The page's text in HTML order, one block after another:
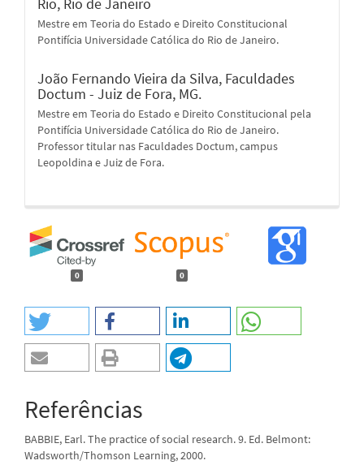
Mestre em Teoria do Estado e Direito Constitucional
Pontifícia Universidade Católica do Rio de Janeiro.
João Fernando Vieira da Silva, Faculdades
Doctum - Juiz de Fora, MG.
Mestre em Teoria do Estado e Direito Constitucional pela
Pontifícia Universidade Católica do Rio de Janeiro.
Professor titular nas Faculdades Doctum, campus
Leopoldina e Juiz de Fora.
0 0
Referências
BABBIE, Earl. The practice of social research. 9. Ed. Belmont:
Wadsworth/Thomson Learning, 2000.